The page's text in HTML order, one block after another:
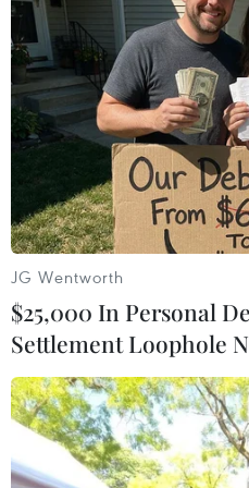
Đà Nẵng: Hỗ trợ 700 triệu
đồng bào nghèo xã Hùng
08/08/2026 09:58
Vùng 3 Hải quân cứu
nạn nhân bị sóng cuốn
08/08/2026 08:43
Trung Quốc nâng mức
cấp với bão Dolphin
08/08/2026 07:10
JG Wentworth
$25,000 In Personal
Settlement Loophole